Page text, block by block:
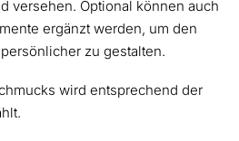
versehen. Optional können auch
ergänzt werden, um den
zu gestalten.
wird entsprechend der